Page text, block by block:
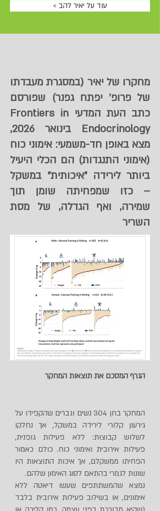
< עוד על יאיר להב
מחקרו של יאיר (במסגרת מעבדתו
של פרופ' יפתח גפנר) שפורסם
כתב העת המדעי Frontiers in
Endocrinology בינואר 2026,
מצא באופן חד-משמעי: אימוני כוח
(אימוני התנגדות) הם הכלי היעיל
ביותר לירידה "איכותית" במשקל
– כזו שמפחיתה שומן תוך
שמירה, ואף הגדלה, של מסת
השריר
הגרף המסכם את תוצאות המחקר
המחקר בחן 304 נשים וגברים שהקפידו על
גירעון קלורי לירידה במשקל, אך נחלקו
לשלוש קבוצות: ללא פעילות גופנית,
פעילות אירובית ואימוני כוח. כולם כאמור
הפחיתו ממשקלם, אך איכות התוצאות היו
שונות לגמרי בהתאם לסוג האימון שלהם.
נמצא שהמשתתפים שעשו דיאטה ללא
אימונים, או בשילוב פעילות אירובית בלבד